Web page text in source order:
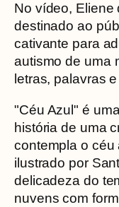
No vídeo, Eliene
destinado ao
cativante para
autismo de uma
letras, palavras
"Céu Azul" é
história de uma
contempla o céu
ilustrado por
delicadeza do
nuvens com